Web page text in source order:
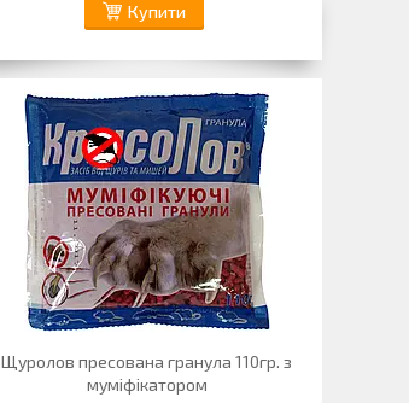
Купити
Щуролов пресована гранула 110гр. з
муміфікатором